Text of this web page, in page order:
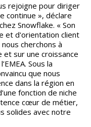
rejoigne pour diriger
continue », déclare
Snowflake. « Son
et d'orientation client
cherchons à
sur une croissance
Sous la
que nous
dans la région en
fonction de niche
cœur de métier,
solides avec notre